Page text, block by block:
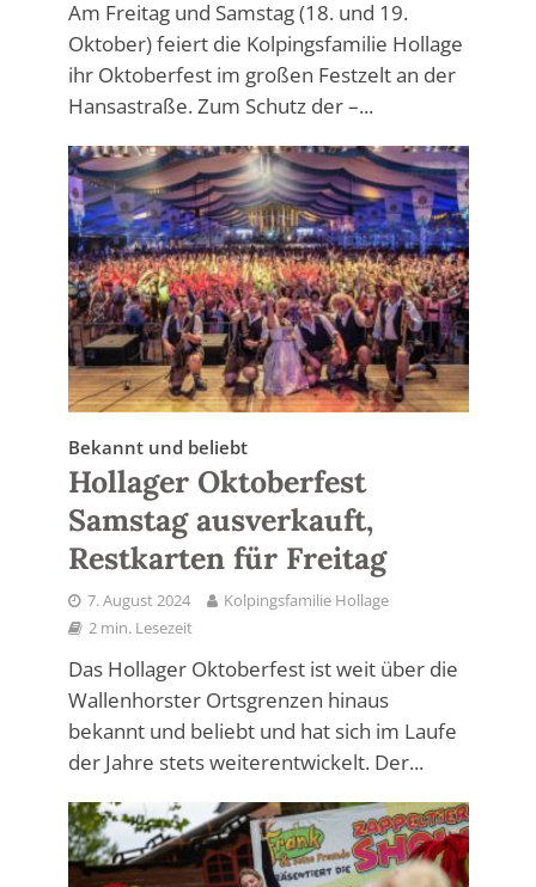
Am Freitag und Samstag (18. und 19.
Oktober) feiert die Kolpingsfamilie Hollage
ihr Oktoberfest im großen Festzelt an der
Hansastraße. Zum Schutz der –...
Bekannt und beliebt
Hollager Oktoberfest
Samstag ausverkauft,
Restkarten für Freitag
7. August 2024
Kolpingsfamilie Hollage
2 min. Lesezeit
Das Hollager Oktoberfest ist weit über die
Wallenhorster Ortsgrenzen hinaus
bekannt und beliebt und hat sich im Laufe
der Jahre stets weiterentwickelt. Der...